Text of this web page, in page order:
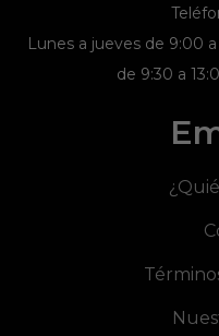
Lunes a jueves de 9:00
de 9:30 a